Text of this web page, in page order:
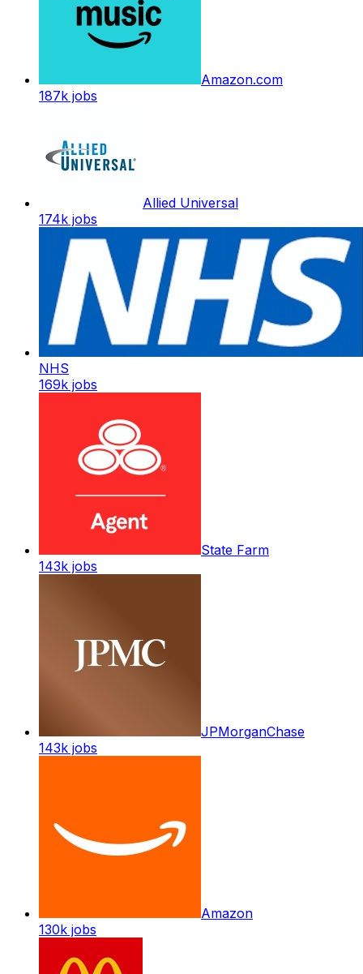
Amazon.com
187k jobs
Allied Universal
174k jobs
NHS
169k jobs
State Farm
143k jobs
JPMorganChase
143k jobs
Amazon
130k jobs